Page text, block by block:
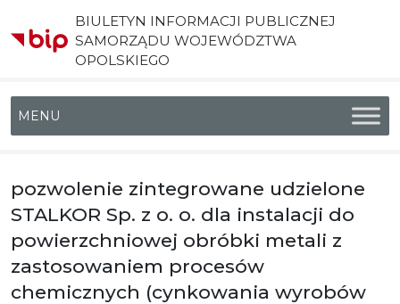
BIULETYN INFORMACJI PUBLICZNEJ
SAMORZĄDU WOJEWÓDZTWA
OPOLSKIEGO
Menu główne
pozwolenie zintegrowane udzielone
STALKOR Sp. z o. o. dla instalacji do
powierzchniowej obróbki metali z
zastosowaniem procesów
chemicznych (cynkowania wyrobów